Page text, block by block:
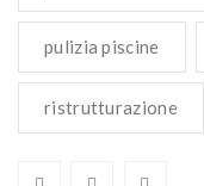
pulizia piscine
ristrutturazione